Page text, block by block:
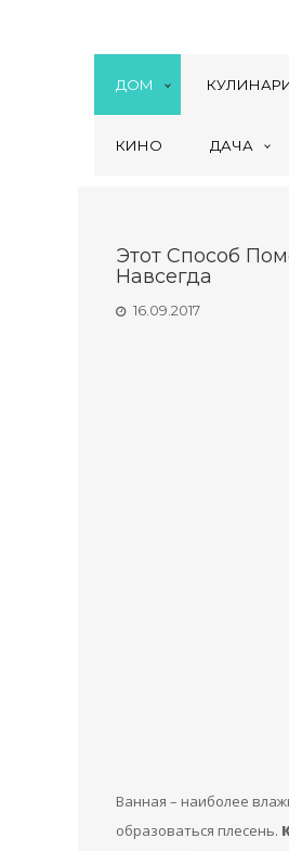
ДОМ
КИНО ДАЧА
Этот Способ
Навсегда
16.09.2017
Ванная – наиболее
образоваться плесень.